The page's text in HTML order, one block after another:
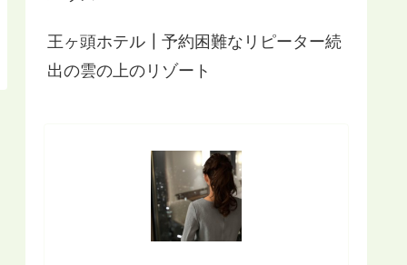
王ヶ頭ホテル┃予約困難なリピーター続
出の雲の上のリゾート